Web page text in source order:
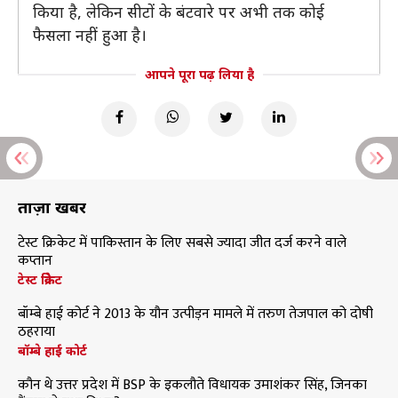
किया है, लेकिन सीटों के बंटवारे पर अभी तक कोई
फैसला नहीं हुआ है।
आपने पूरा पढ़ लिया है
ताज़ा खबरें
टेस्ट क्रिकेट में पाकिस्तान के लिए सबसे ज्यादा जीत दर्ज करने वाले
कप्तान
टेस्ट क्रिकेट
बॉम्बे हाई कोर्ट ने 2013 के यौन उत्पीड़न मामले में तरुण तेजपाल को दोषी
ठहराया
बॉम्बे हाई कोर्ट
कौन थे उत्तर प्रदेश में BSP के इकलौते विधायक उमाशंकर सिंह, जिनका